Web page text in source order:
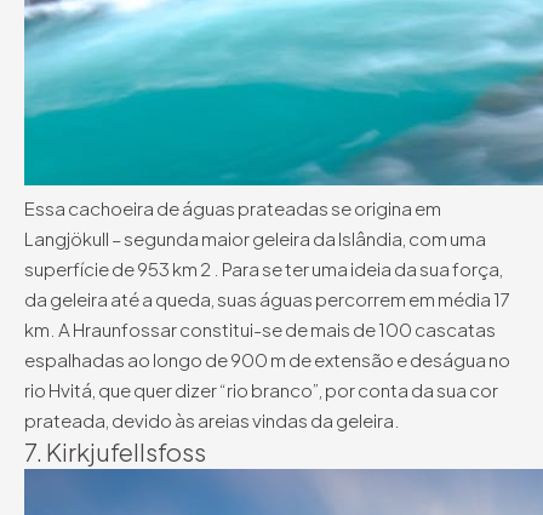
Essa cachoeira de águas prateadas se origina em
Langjökull – segunda maior geleira da Islândia, com uma
superfície de 953 km 2 . Para se ter uma ideia da sua força,
da geleira até a queda, suas águas percorrem em média 17
km. A Hraunfossar constitui-se de mais de 100 cascatas
espalhadas ao longo de 900 m de extensão e deságua no
rio Hvitá, que quer dizer “rio branco”, por conta da sua cor
prateada, devido às areias vindas da geleira.
7. Kirkjufellsfoss